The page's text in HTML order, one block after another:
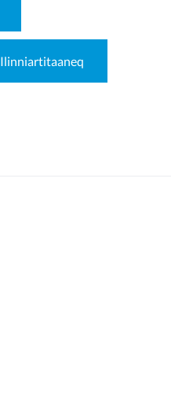
Ilinniartitaaneq